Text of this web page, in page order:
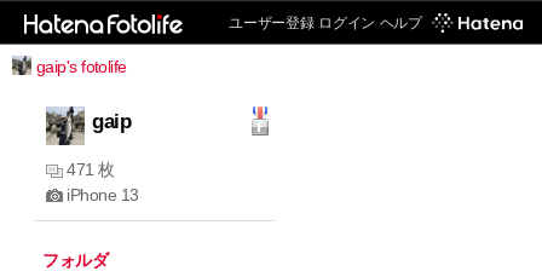
ユーザー登録 ログイン ヘルプ
gaip's fotolife
gaip
471 枚
iPhone 13
フォルダ